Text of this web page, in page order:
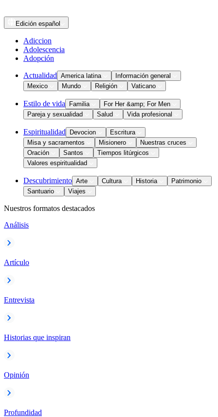
Edición español
Adiccion
Adolescencia
Adopción
Actualidad America latina
Información general
Mexico
Mundo Religión Vaticano
Estilo de vida Familia
For Her &amp; For Men
Pareja y sexualidad
Salud Vida profesional
Espiritualidad Devocion
Escritura
Misa y sacramentos
Misionero
Nuestras cruces
Oración
Santos
Tiempos litúrgicos
Valores espiritualidad
Descubrimiento Arte Cultura Historia
Patrimonio
Santuario
Viajes
Nuestros formatos destacados
Análisis
Artículo
Entrevista
Historias que inspiran
Opinión
Profundidad